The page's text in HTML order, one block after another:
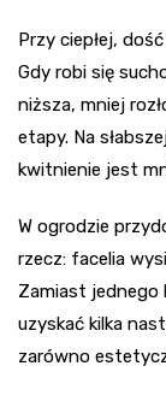
Przy ciepłej,
Gdy robi się
niższa, mniej
etapy. Na
kwitnienie jest
W ogrodzie
rzecz: facelia
Zamiast
uzyskać kilka
zarówno